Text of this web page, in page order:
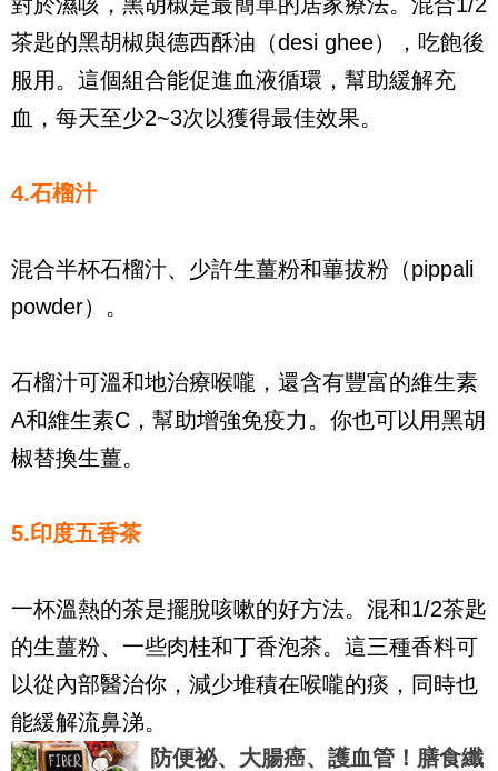
茶匙的黑胡椒與德西酥油（desi ghee），吃飽後
服用。這個組合能促進血液循環，幫助緩解充
血，每天至少2~3次以獲得最佳效果。
4.石榴汁
混合半杯石榴汁、少許生薑粉和蓽拔粉（pippali
powder）。
石榴汁可溫和地治療喉嚨，還含有豐富的維生素
A和維生素C，幫助增強免疫力。你也可以用黑胡
椒替換生薑。
5.印度五香茶
一杯溫熱的茶是擺脫咳嗽的好方法。混和1/2茶匙
的生薑粉、一些肉桂和丁香泡茶。這三種香料可
以從內部醫治你，減少堆積在喉嚨的痰，同時也
能緩解流鼻涕。
防便祕、大腸癌、護血管！膳食纖